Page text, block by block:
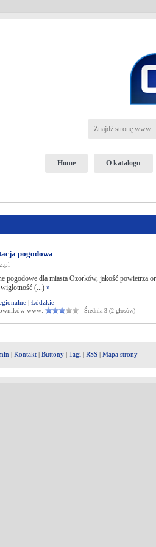
Home O katalogu
pogodowa
pogodowe dla miasta Ozorków, jakość powietrza
wiglotność (...) »
| Łódzkie
www:
Średnia 3 (2 głosów)
| Kontakt | Buttony | Tagi | RSS | Mapa strony